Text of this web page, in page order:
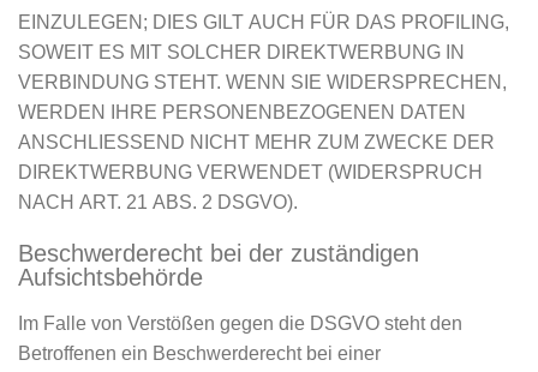
EINZULEGEN; DIES GILT AUCH FÜR DAS PROFILING,
SOWEIT ES MIT SOLCHER DIREKTWERBUNG IN
VERBINDUNG STEHT. WENN SIE WIDERSPRECHEN,
WERDEN IHRE PERSONENBEZOGENEN DATEN
ANSCHLIESSEND NICHT MEHR ZUM ZWECKE DER
DIREKTWERBUNG VERWENDET (WIDERSPRUCH
NACH ART. 21 ABS. 2 DSGVO).
Beschwerde­recht bei der zuständigen
Aufsichts­behörde
Im Falle von Verstößen gegen die DSGVO steht den
Betroffenen ein Beschwerderecht bei einer